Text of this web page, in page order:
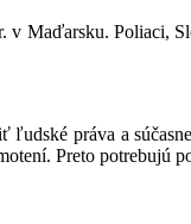
v Maďarsku. Poliaci,
ľudské práva a
Preto potrebujú